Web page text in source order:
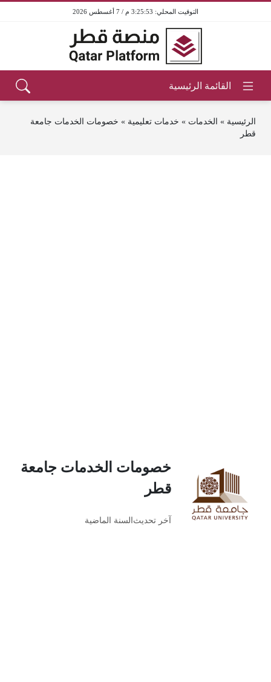
3:25:53 م / 7 أغسطس 2026
الرئيسية » الخدمات » خدمات تعليمية » خصومات الخدمات جامعة
قطر
خصومات الخدمات جامعة
قطر
آخر تحديث السنة الماضية